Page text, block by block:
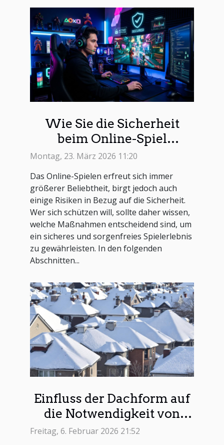
Wie Sie die Sicherheit
beim Online-Spiel
gewährleisten können
Montag, 23. März 2026 11:20
Das Online-Spielen erfreut sich immer
größerer Beliebtheit, birgt jedoch auch
einige Risiken in Bezug auf die Sicherheit.
Wer sich schützen will, sollte daher wissen,
welche Maßnahmen entscheidend sind, um
ein sicheres und sorgenfreies Spielerlebnis
zu gewährleisten. In den folgenden
Abschnitten...
Einfluss der Dachform auf
die Notwendigkeit von
Schneefangsystemen
Freitag, 6. Februar 2026 21:52